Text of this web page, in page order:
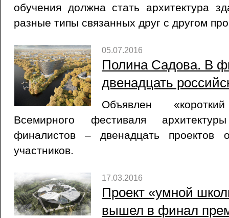
обучения должна стать архитектура
разные типы связанных друг с другом
05.07.2016
Полина Садова. В
двенадцать
Объявлен
Всемирного фестиваля
финалистов – двенадцать проектов
участников.
17.03.2016
Проект «умной
вышел в финал